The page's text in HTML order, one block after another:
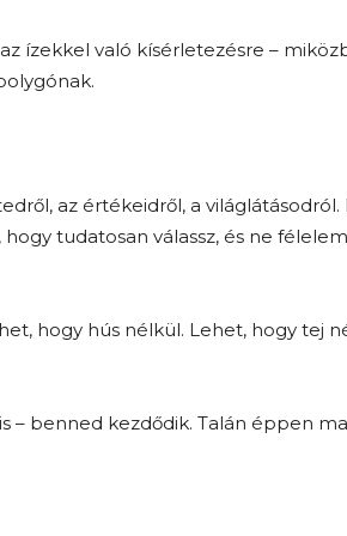
ízekkel való kísérletezésre –
az értékeidről, a világlátásodról.
tudatosan válassz, és ne
hogy hús nélkül. Lehet, hogy tej
– benned kezdődik. Talán éppen